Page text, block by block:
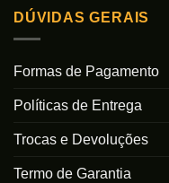
DÚVIDAS GERAIS
Formas de Pagamento
Políticas de Entrega
Trocas e Devoluções
Termo de Garantia